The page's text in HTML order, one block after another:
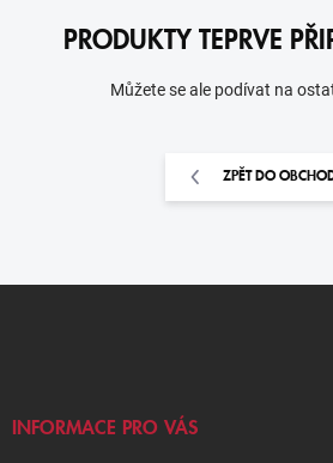
PRODUKTY TEPRVE
Můžete se ale podívat na
ZPĚT DO
INFORMACE PRO VÁS